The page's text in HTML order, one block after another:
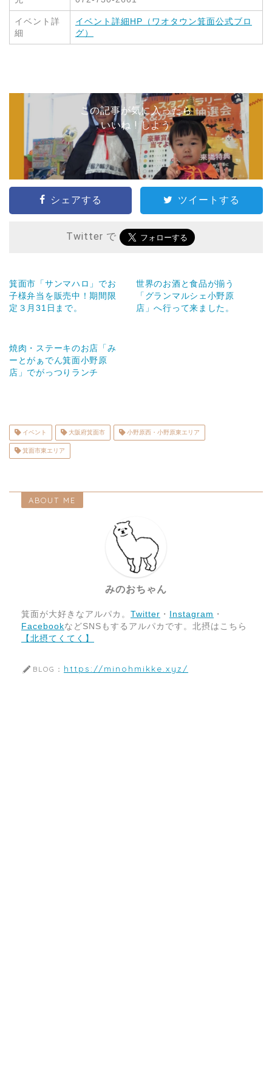
イベント詳
細
イベント詳細HP（ワオタウン箕面公式ブロ
グ）
この記事が気に入ったら
いいね ! しよう
シェアする ツイートする
Twitter で
箕面市「サンマハロ」でお
子様弁当を販売中！期間限
定３月31日まで。
世界のお酒と食品が揃う
「グランマルシェ小野原
店」へ行って来ました。
焼肉・ステーキのお店「み
ーとがぁでん箕面小野原
店」でがっつりランチ
イベント 大阪府箕面市 小野原西・小野原東エリア
箕面市東エリア
ABOUT ME
みのおちゃん
箕面が大好きなアルパカ。 Twitter ・ Instagram ・
FacebookなどSNSもするアルパカです。北摂はこちら
【北摂てくてく】
BLOG： https://minohmikke.xyz/